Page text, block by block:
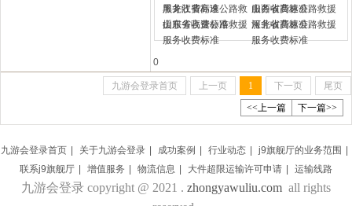
服务收费标准
服务收费标准
黑龙江省高速公路救
援服务收费标准
山西省高速公路救援
服务收费标准
山东省高速公路救援
服务收费标准
河北省​高速公路救援
服务收费标准
0
九游会登录首页 上一页 1 下一页
尾页
<<上一篇
下一篇>>
九游会登录首页 关于九游会登录 成功案例 行业动态 j9旗舰厅的业务范围
联系j9旗舰厅
增值服务 物流信息 大件超限运输许可申请 运输线路
九游会登录 copyright @ 2021 . zhongyawuliu.com all rights